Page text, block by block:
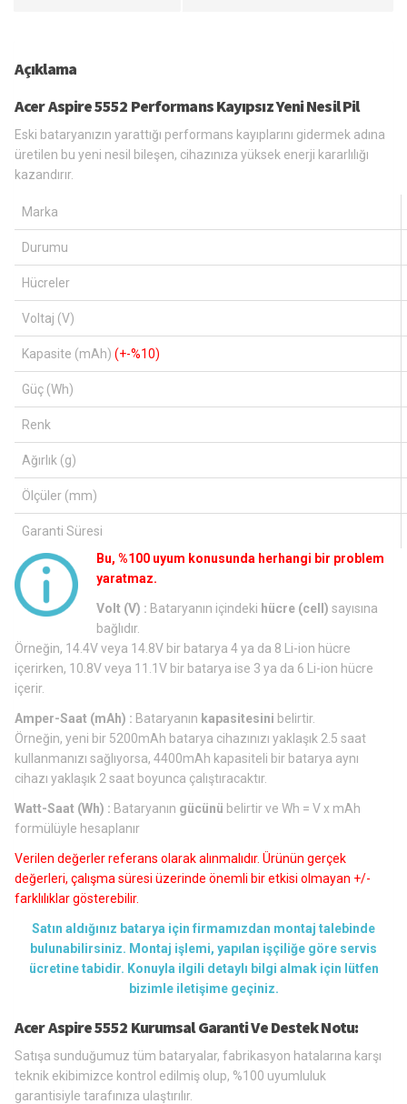
Açıklama
Acer Aspire 5552 Performans Kayıpsız Yeni Nesil Pil
Eski bataryanızın yarattığı performans kayıplarını gidermek adına
üretilen bu yeni nesil bileşen, cihazınıza yüksek enerji kararlılığı
kazandırır.
Marka
Durumu
Hücreler
Voltaj (V)
Kapasite (mAh) (+-%10)
Güç (Wh)
Renk
Ağırlık (g)
Ölçüler (mm)
Garanti Süresi
Bu, %100 uyum konusunda herhangi bir problem
yaratmaz.
Volt (V) : Bataryanın içindeki hücre (cell) sayısına
bağlıdır.
Örneğin, 14.4V veya 14.8V bir batarya 4 ya da 8 Li-ion hücre
içerirken, 10.8V veya 11.1V bir batarya ise 3 ya da 6 Li-ion hücre
içerir.
Amper-Saat (mAh) : Bataryanın kapasitesini belirtir.
Örneğin, yeni bir 5200mAh batarya cihazınızı yaklaşık 2.5 saat
kullanmanızı sağlıyorsa, 4400mAh kapasiteli bir batarya aynı
cihazı yaklaşık 2 saat boyunca çalıştıracaktır.
Watt-Saat (Wh) : Bataryanın gücünü belirtir ve Wh = V x mAh
formülüyle hesaplanır
Verilen değerler referans olarak alınmalıdır. Ürünün gerçek
değerleri, çalışma süresi üzerinde önemli bir etkisi olmayan +/-
farklılıklar gösterebilir.
Satın aldığınız batarya için firmamızdan montaj talebinde
bulunabilirsiniz. Montaj işlemi, yapılan işçiliğe göre servis
ücretine tabidir. Konuyla ilgili detaylı bilgi almak için lütfen
bizimle iletişime geçiniz.
Acer Aspire 5552 Kurumsal Garanti Ve Destek Notu:
Satışa sunduğumuz tüm bataryalar, fabrikasyon hatalarına karşı
teknik ekibimizce kontrol edilmiş olup, %100 uyumluluk
garantisiyle tarafınıza ulaştırılır.